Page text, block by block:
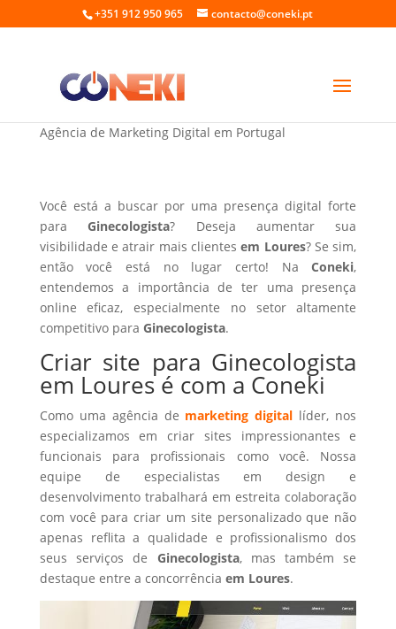
+351 912 950 965 contacto@coneki.pt
Criar site para Ginecologista em Loures
Agência de Marketing Digital em Portugal
Você está a buscar por uma presença digital forte
paraGinecologista? Deseja aumentar sua
visibilidade e atrair mais clientesem Loures? Se sim,
então você está no lugar certo! NaConeki,
entendemos a importância de ter uma presença
online eficaz, especialmente no setor altamente
competitivo para Ginecologista.
Criar site para Ginecologista
em Loures é com a Coneki
Como uma agência de marketing digital líder, nos
especializamos em criar sites impressionantes e
funcionais para profissionais como você. Nossa
equipe de especialistas em design e
desenvolvimento trabalhará em estreita colaboração
com você para criar um site personalizado que não
apenas reflita a qualidade e profissionalismo dos
seus serviços de Ginecologista, mas também se
destaque entre a concorrência em Loures.